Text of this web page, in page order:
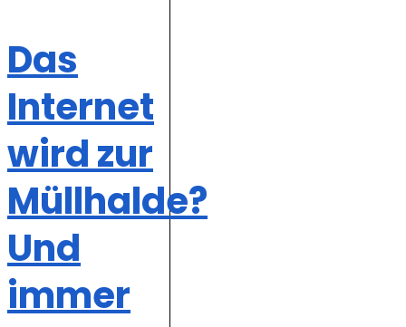
Das
Internet
wird zur
Müllhalde?
Und
immer